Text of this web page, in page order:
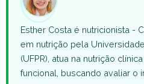
Esther Costa é nutricionista -
em nutrição pela
(UFPR), atua na nutrição
funcional, buscando avaliar o